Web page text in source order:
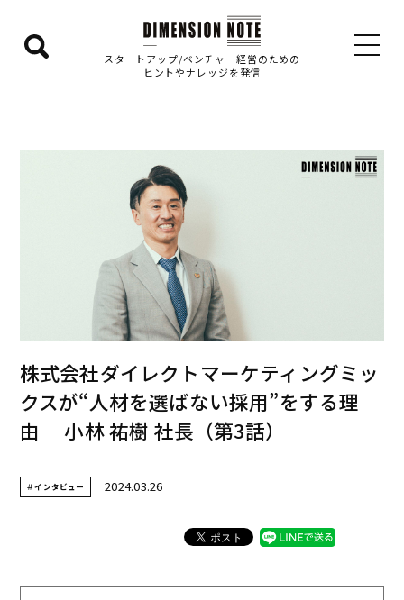
検
を
スタートアップ/ベンチャー経営のための
ヒントやナレッジを発信
株式会社ダイレクトマーケティングミッ
クスが“人材を選ばない採用”をする理
由 小林 祐樹 社長（第3話）
＃インタビュー 2024.03.26